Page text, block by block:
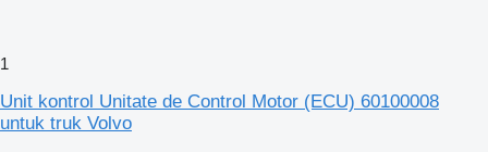
1
Unit kontrol Unitate de Control Motor (ECU) 60100008
untuk truk Volvo